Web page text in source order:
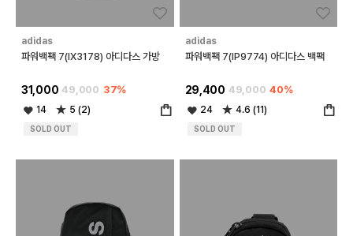
adidas
파워백팩 7(IX3178) 아디다스 가방
31,000 49,000 37%
14 5 (2)
SOLD OUT
adidas
파워백팩 7(IP9774) 아디다스 백팩
29,400 49,000 40%
24 4.6 (11)
SOLD OUT